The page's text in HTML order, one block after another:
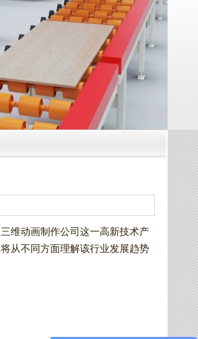
维动画制作公司这一高新技术产
从不同方面理解该行业发展趋势